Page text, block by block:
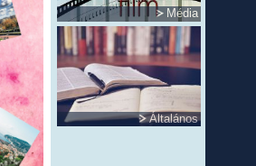
Média
Általános